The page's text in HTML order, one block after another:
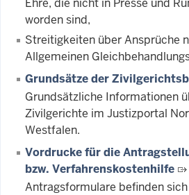
Ehre, die nicht in Presse und
worden sind,
Streitigkeiten über Ansprüche
Allgemeinen
Grundsätze der
Grundsätzliche Informationen
Zivilgerichte im Justizportal
Westfalen.
Vordrucke für die
bzw. Verfahrenskostenhilfe
Antragsformulare befinden